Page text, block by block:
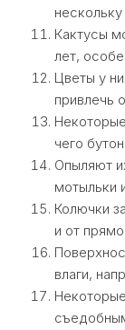
Кактусы
лет,
Цветы у
привлечь
чего
Опыляют
мотыльки
Колючки
и от
влаги,